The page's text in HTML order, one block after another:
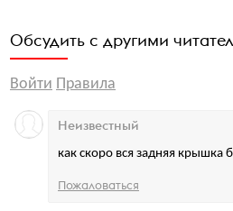
Обсудить с другими
Войти Правила
как скоро вся задняя крышка
Неизвестный
Пожаловаться